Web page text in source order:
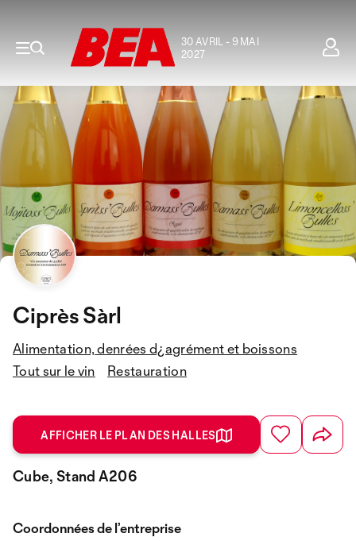
30 AVRIL - 9 MAI
2027
Ciprès Sàrl
Alimentation, denrées d¿agrément et boissons
Tout sur le vin
Restauration
AFFICHER LE PLAN DES HALLES
Cube, Stand A206
Coordonnées de l’entreprise